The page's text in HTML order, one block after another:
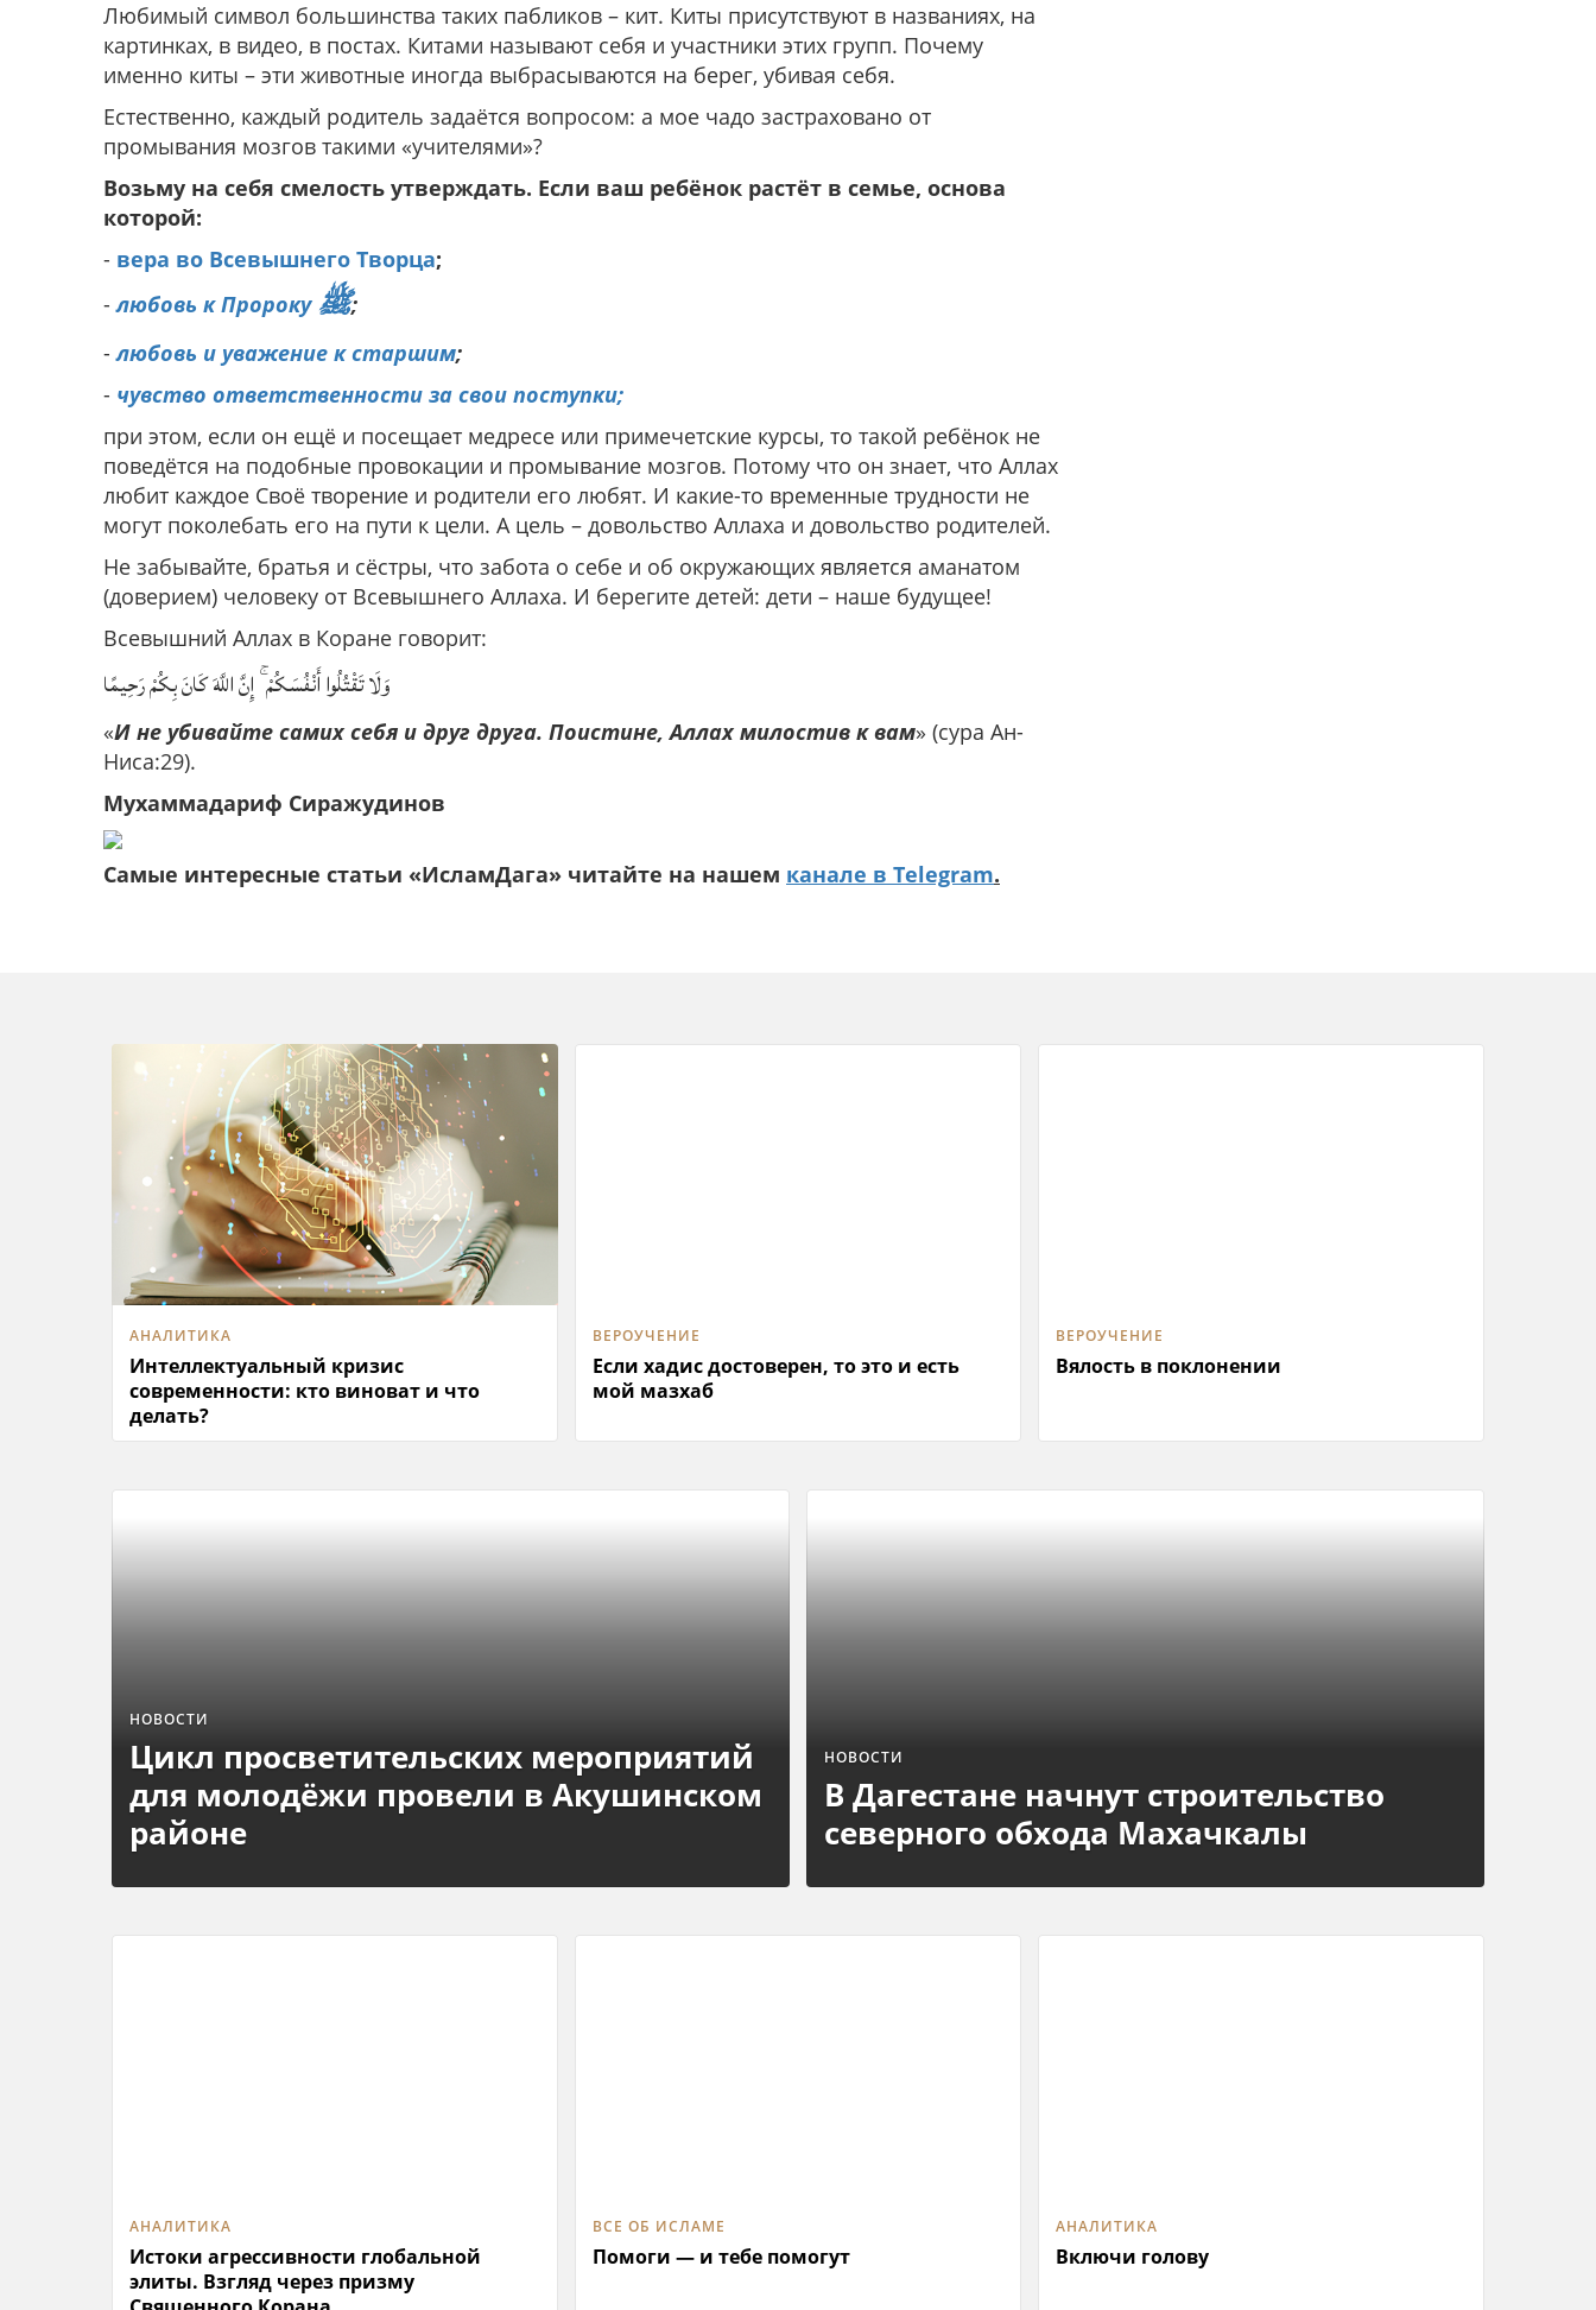
Любимый символ большинства таких пабликов – кит. Киты присутствуют в названиях, на
картинках, в видео, в постах. Китами называют себя и участники этих групп. Почему
именно киты – эти животные иногда выбрасываются на берег, убивая себя.
Естественно, каждый родитель задаётся вопросом: а мое чадо застраховано от
промывания мозгов такими «учителями»?
Возьму на себя смелость утверждать. Если ваш ребёнок растёт в семье, основа
которой:
- вера во Всевышнего Творца;
-любовь к Пророку ﷺ;
-любовь и уважение к старшим;
- чувство ответственности за свои поступки;
при этом, если он ещё и посещает медресе или примечетские курсы, то такой ребёнок не
поведётся на подобные провокации и промывание мозгов. Потому что он знает, что Аллах
любит каждое Своё творение и родители его любят. И какие-то временные трудности не
могут поколебать его на пути к цели. А цель – довольство Аллаха и довольство родителей.
Не забывайте, братья и сёстры, что забота о себе и об окружающих является аманатом
(доверием) человеку от Всевышнего Аллаха. И берегите детей: дети – наше будущее!
Всевышний Аллах в Коране говорит:
وَلَا تَقْتُلُوا أَنْفُسَكُمْ ۚ إِنَّ اللَّهَ كَانَ بِكُمْ رَحِيمًا
«И не убивайте самих себя и друг друга. Поистине, Аллах милостив к вам» (сура Ан-
Ниса:29).
Мухаммадариф Сиражудинов
Самые интересные статьи «ИсламДага» читайте на нашем канале в Telegram.
АНАЛИТИКА
Интеллектуальный кризис
современности: кто виноват и что
делать?
ВЕРОУЧЕНИЕ
Если хадис достоверен, то это и есть
мой мазхаб
ВЕРОУЧЕНИЕ
Вялость в поклонении
НОВОСТИ
Цикл просветительских мероприятий
для молодёжи провели в Акушинском
районе
НОВОСТИ
В Дагестане начнут строительство
северного обхода Махачкалы
АНАЛИТИКА
Истоки агрессивности глобальной
элиты. Взгляд через призму
ВСЕ ОБ ИСЛАМЕ
Помоги — и тебе помогут
АНАЛИТИКА
Включи голову